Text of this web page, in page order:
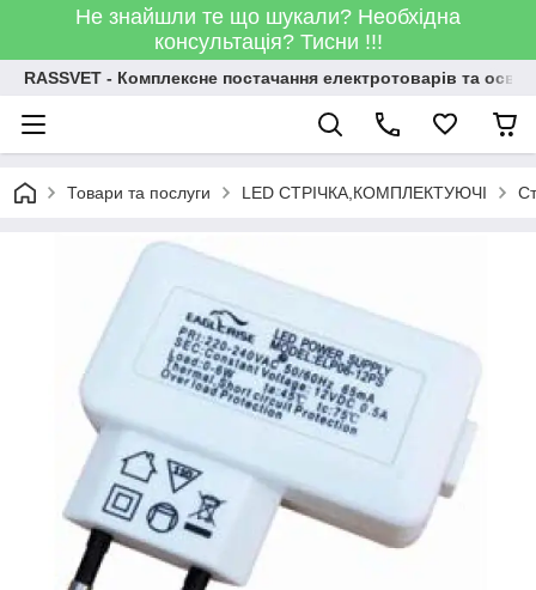
Не знайшли те що шукали? Необхідна
консультація? Тисни !!!
RASSVET - Комплексне постачання електротоварів та
Товари та послуги LED СТРІЧКА,КОМПЛЕКТУЮЧІ